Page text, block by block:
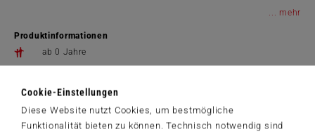
Cookie-Einstellungen
Diese Website nutzt Cookies, um bestmögliche
Funktionalität bieten zu können. Technisch notwendig sind
auf Entdeckungsreise. Indem er genauso spricht, denkt und handelt
Dinge zum ersten Mal und vermittelt den kleinen Zuschauern eine
positive und geborgene Welt.
...
Produktinformationen
ab 0 Jahre
Artikelnummer: 42256